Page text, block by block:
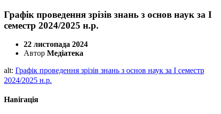
Графік проведення зрізів знань з основ наук за І
семестр 2024/2025 н.р.
22 листопада 2024
Автор Медіатека
alt: Графік проведення зрізів знань з основ наук за І семестр
2024/2025 н.р.
Навігація